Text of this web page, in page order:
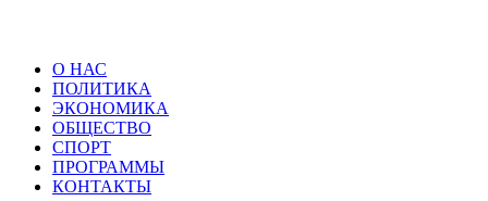
О НАС
ПОЛИТИКА
ЭКОНОМИКА
ОБЩЕСТВО
СПОРТ
ПРОГРАММЫ
КОНТАКТЫ